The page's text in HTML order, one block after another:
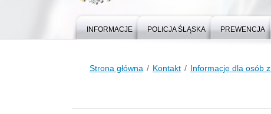
INFORMACJE POLICJA ŚLĄSKA PREWENCJA
Strona główna Kontakt Informacje dla osób